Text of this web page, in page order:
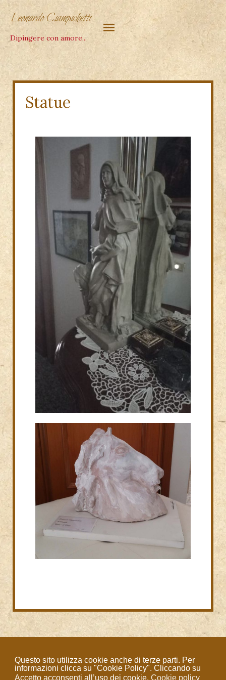
Questo sito utilizza cookie anche di terze parti. Per
informazioni clicca su "Cookie Policy". Cliccando su
Accetto acconsenti all’uso dei cookie. Cookie policy
Dipingere con amore...
Statue
Tutti i diritti Riservati Leonardo
Ciampichetti © 2016-2026